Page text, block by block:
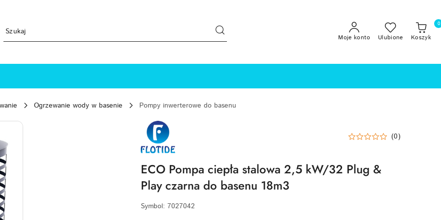
Moje konto Ulubione Koszyk
0
Ogrzewanie wody w basenie Pompy inwerterowe do basenu
FLOTIDE-
LOGO
(0)
ECO Pompa ciepła stalowa 2,5 kW/32 Plug &
Play czarna do basenu 18m3
Symbol: 7027042